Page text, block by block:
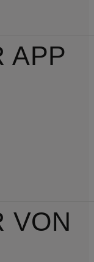
VON
APP